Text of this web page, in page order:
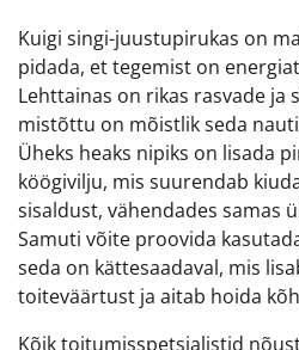
Kuigi singi-juustupirukas on
pidada, et tegemist on
Lehttainas on rikas rasvade ja
mistõttu on mõistlik seda
Üheks heaks nipiks on lisada
köögivilju, mis suurendab
sisaldust, vähendades samas
Samuti võite proovida
seda on kättesaadaval, mis
toiteväärtust ja aitab hoida
Kõik toitumisspetsialistid